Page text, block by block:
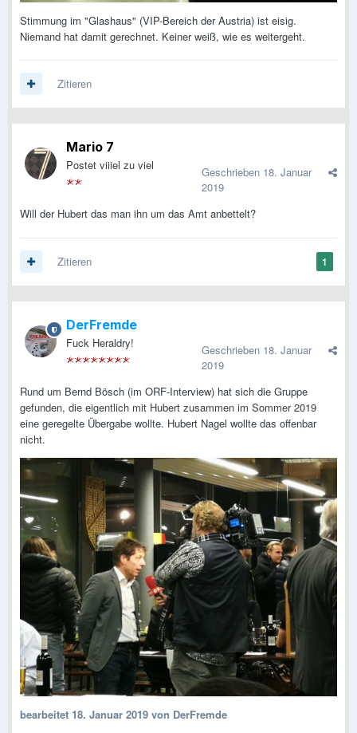
Stimmung im "Glashaus" (VIP-Bereich der Austria) ist eisig.
Niemand hat damit gerechnet. Keiner weiß, wie es weitergeht.
Zitieren
Mario 7
Postet viiiel zu viel Geschrieben 18. Januar
2019
Will der Hubert das man ihn um das Amt anbettelt?
1
Zitieren
DerFremde
Fuck Heraldry! Geschrieben 18. Januar
2019
Rund um Bernd Bösch (im ORF-Interview) hat sich die Gruppe
gefunden, die eigentlich mit Hubert zusammen im Sommer 2019
eine geregelte Übergabe wollte. Hubert Nagel wollte das offenbar
nicht.
bearbeitet 18. Januar 2019 von DerFremde